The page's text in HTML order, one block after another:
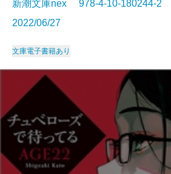
新潮文庫nex 978-4-10-180244-
2022/06/27
文庫電子書籍あり